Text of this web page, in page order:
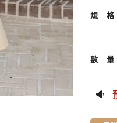
規
數